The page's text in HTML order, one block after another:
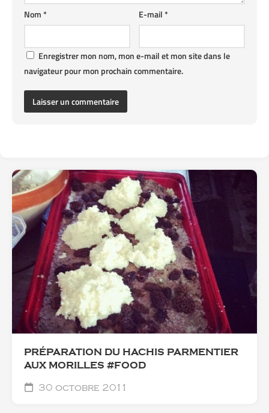
E-mail*
Nom*
Enregistrer mon nom, mon e-mail et mon site dans le
navigateur pour mon prochain commentaire.
PRÉPARATION DU HACHIS PARMENTIER
AUX MORILLES #FOOD
30 octobre 2011